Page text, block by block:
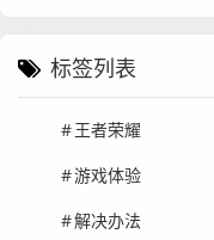
标签列表
王者荣耀
游戏体验
解决办法